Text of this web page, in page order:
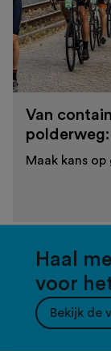
Van
Maak kans
Haal
voor
Bekijk de